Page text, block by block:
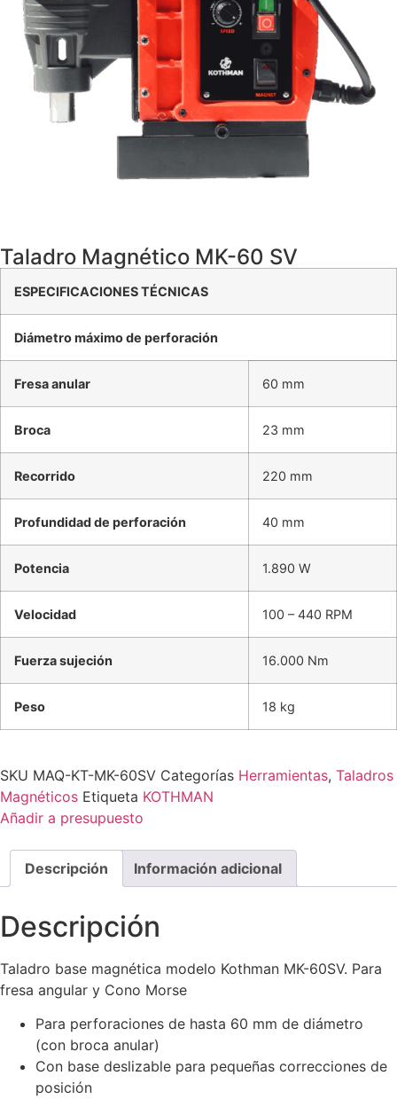
Taladro Magnético MK-60 SV
ESPECIFICACIONES TÉCNICAS
Diámetro máximo de perforación
Fresa anular 60 mm
Broca 23 mm
Recorrido 220 mm
Profundidad de perforación 40 mm
Potencia 1.890 W
Velocidad 100 – 440 RPM
Fuerza sujeción 16.000 Nm
Peso 18 kg
SKU MAQ-KT-MK-60SV Categorías Herramientas, Taladros
Magnéticos Etiqueta KOTHMAN
Añadir a presupuesto
Descripción Información adicional
Descripción
Taladro base magnética modelo Kothman MK-60SV. Para
fresa angular y Cono Morse
Para perforaciones de hasta 60 mm de diámetro
(con broca anular)
Con base deslizable para pequeñas correcciones de
posición